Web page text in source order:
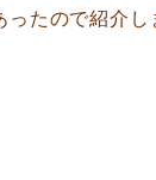
たので紹介し